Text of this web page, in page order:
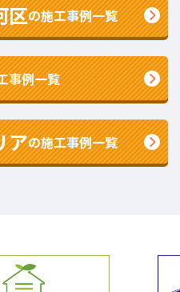
区の施工事例一覧
事例一覧
アの施工事例一覧